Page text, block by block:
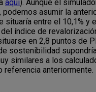
aquí). Aunque el
podemos asumir la
situaría entre el 10,1% y
índice de
en 2,8 puntos de
sostenibilidad
similares a los
referencia anteriormente.